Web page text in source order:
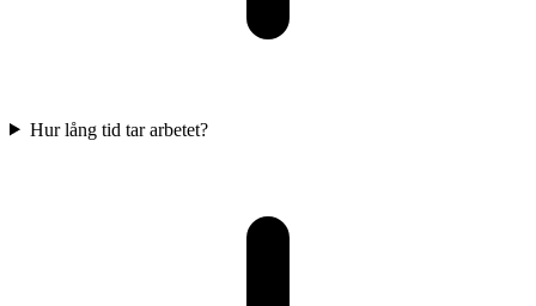
Hur lång tid tar arbetet?